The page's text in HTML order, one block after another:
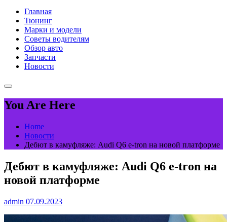
Главная
Тюнинг
Марки и модели
Советы водителям
Обзор авто
Запчасти
Новости
You Are Here
Home
Новости
Дебют в камуфляже: Audi Q6 e-tron на новой платформе
Дебют в камуфляже: Audi Q6 e-tron на
новой платформе
admin 07.09.2023